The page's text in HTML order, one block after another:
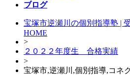
ブログ
宝塚市逆瀬川の個別指導塾 |
HOME
>
２０２２年度生 合格実績
>
宝塚市,逆瀬川,個別指導,コネ